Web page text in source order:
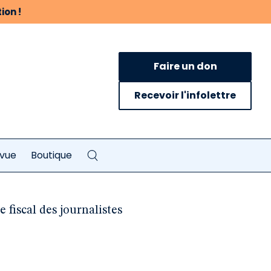
!
Faire un don
Recevoir l'infolettre
Boutique
fiscal des journalistes